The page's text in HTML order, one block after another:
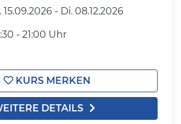
15.09.2026 - Di. 08.12.2026
- 21:00 Uhr
KURS MERKEN
DETAILS